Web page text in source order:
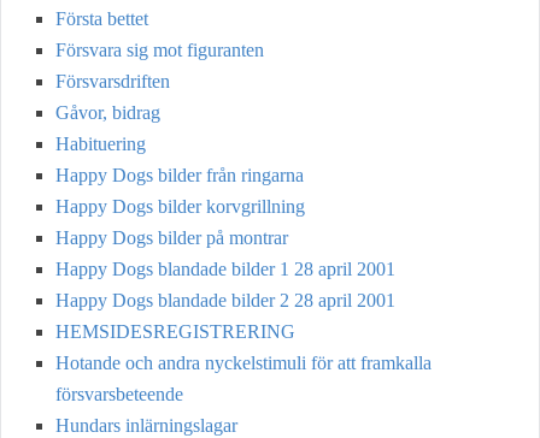
Första bettet
Försvara sig mot figuranten
Försvarsdriften
Gåvor, bidrag
Habituering
Happy Dogs bilder från ringarna
Happy Dogs bilder korvgrillning
Happy Dogs bilder på montrar
Happy Dogs blandade bilder 1 28 april 2001
Happy Dogs blandade bilder 2 28 april 2001
HEMSIDESREGISTRERING
Hotande och andra nyckelstimuli för att framkalla
försvarsbeteende
Hundars inlärningslagar